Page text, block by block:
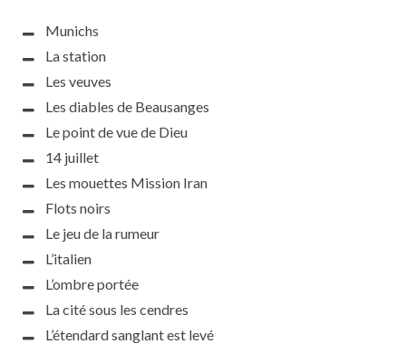
Munichs
La station
Les veuves
Les diables de Beausanges
Le point de vue de Dieu
14 juillet
Les mouettes Mission Iran
Flots noirs
Le jeu de la rumeur
L’italien
L’ombre portée
La cité sous les cendres
L’étendard sanglant est levé